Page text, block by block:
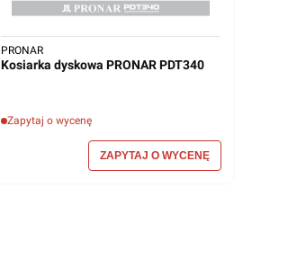
Kosiarka dyskowa PRONAR PDT340
Zapytaj o wycenę
PRONAR